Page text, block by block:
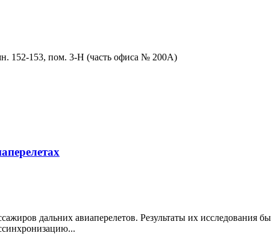
152-153, пом. 3-Н (часть офиса № 200А)
дальних авиаперелетов. Результаты их исследования